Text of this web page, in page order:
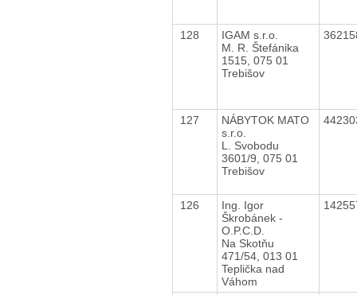
128
IGAM s.r.o.
M. R. Štefánika
1515, 075 01
Trebišov
127
NÁBYTOK MATO
s.r.o.
L. Svobodu
3601/9, 075 01
Trebišov
126
Ing. Igor
Škrobánek -
O.P.C.D.
Na Skotňu
471/54, 013 01
Teplička nad
Váhom